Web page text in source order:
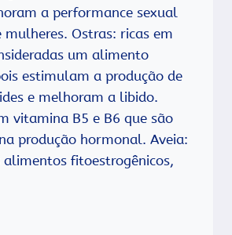
a performance sexual
mulheres. Ostras: ricas em
um alimento
estimulam a produção de
e melhoram a libido.
vitamina B5 e B6 que são
produção hormonal. Aveia:
fitoestrogênicos,